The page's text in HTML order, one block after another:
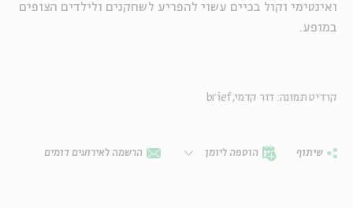
ואינטימי וקול בכיים עשוי להפריע לשחקנים ולילדים הצופים
במופע.
קרדיט תמונה: דור קדמי, brief
שיתוף הוספה ליומן הרשמה לאירועים דומים